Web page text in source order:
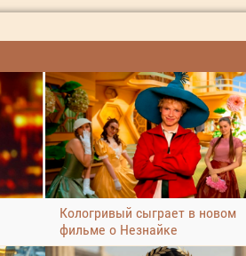
Кологривый сыграет в новом
фильме о Незнайке